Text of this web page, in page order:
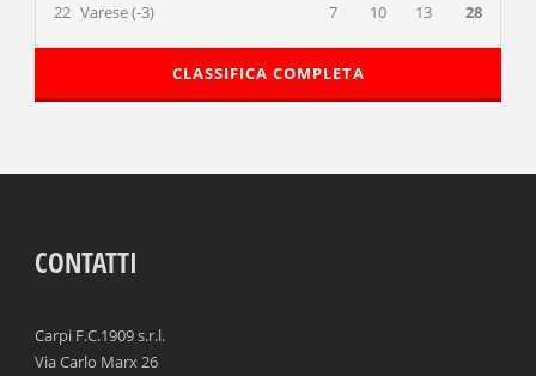
22 Varese (-3) 7 10 13 28
CLASSIFICA COMPLETA
CONTATTI
Carpi F.C.1909 s.r.l.
Via Carlo Marx 26